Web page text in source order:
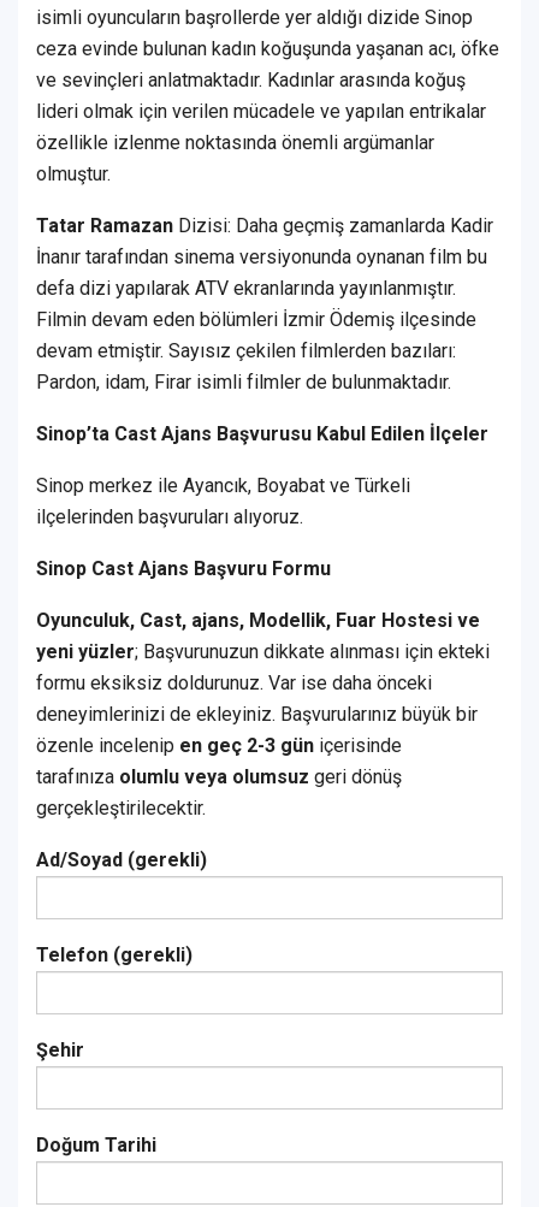
isimli oyuncuların başrollerde yer aldığı dizide Sinop
ceza evinde bulunan kadın koğuşunda yaşanan acı, öfke
ve sevinçleri anlatmaktadır. Kadınlar arasında koğuş
lideri olmak için verilen mücadele ve yapılan entrikalar
özellikle izlenme noktasında önemli argümanlar
olmuştur.
Tatar Ramazan Dizisi: Daha geçmiş zamanlarda Kadir
İnanır tarafından sinema versiyonunda oynanan film bu
defa dizi yapılarak ATV ekranlarında yayınlanmıştır.
Filmin devam eden bölümleri İzmir Ödemiş ilçesinde
devam etmiştir. Sayısız çekilen filmlerden bazıları:
Pardon, idam, Firar isimli filmler de bulunmaktadır.
Sinop’ta Cast Ajans Başvurusu Kabul Edilen İlçeler
Sinop merkez ile Ayancık, Boyabat ve Türkeli
ilçelerinden başvuruları alıyoruz.
Sinop Cast Ajans Başvuru Formu
Oyunculuk, Cast, ajans, Modellik, Fuar Hostesi ve
yeni yüzler; Başvurunuzun dikkate alınması için ekteki
formu eksiksiz doldurunuz. Var ise daha önceki
deneyimlerinizi de ekleyiniz. Başvurularınız büyük bir
özenle incelenip en geç 2-3 gün içerisinde
tarafınıza olumlu veya olumsuz geri dönüş
gerçekleştirilecektir.
Ad/Soyad (gerekli)
Telefon (gerekli)
Şehir
Doğum Tarihi